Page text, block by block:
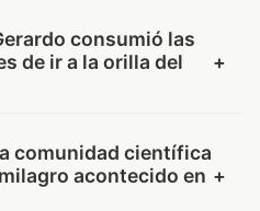
de Dios
forma visible la verdad
El Catecismo establece
estos
fe de la comunidad.
consumió las
de ir a la orilla del
+
profundo sentido de
el inminente peligro
del templo. Quería
comunidad científica
acontecido en +